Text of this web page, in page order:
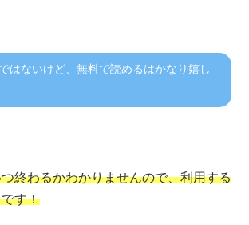
はないけど、無料で読めるはかなり嬉し
終わるかわかりませんので、利用する
す！